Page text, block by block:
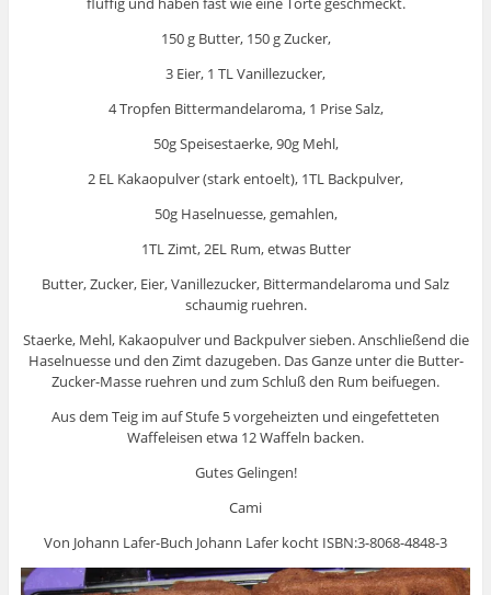
150 g Butter, 150 g Zucker,
3 Eier, 1 TL Vanillezucker,
4 Tropfen Bittermandelaroma, 1 Prise Salz,
50g Speisestaerke, 90g Mehl,
2 EL Kakaopulver (stark entoelt), 1TL Backpulver,
50g Haselnuesse, gemahlen,
1TL Zimt, 2EL Rum, etwas Butter
Butter, Zucker, Eier, Vanillezucker, Bittermandelaroma und Salz
schaumig ruehren.
Staerke, Mehl, Kakaopulver und Backpulver sieben. Anschließend die
Haselnuesse und den Zimt dazugeben. Das Ganze unter die Butter-
Zucker-Masse ruehren und zum Schluß den Rum beifuegen.
Aus dem Teig im auf Stufe 5 vorgeheizten und eingefetteten
Waffeleisen etwa 12 Waffeln backen.
Gutes Gelingen!
Cami
Von Johann Lafer-Buch Johann Lafer kocht ISBN:3-8068-4848-3